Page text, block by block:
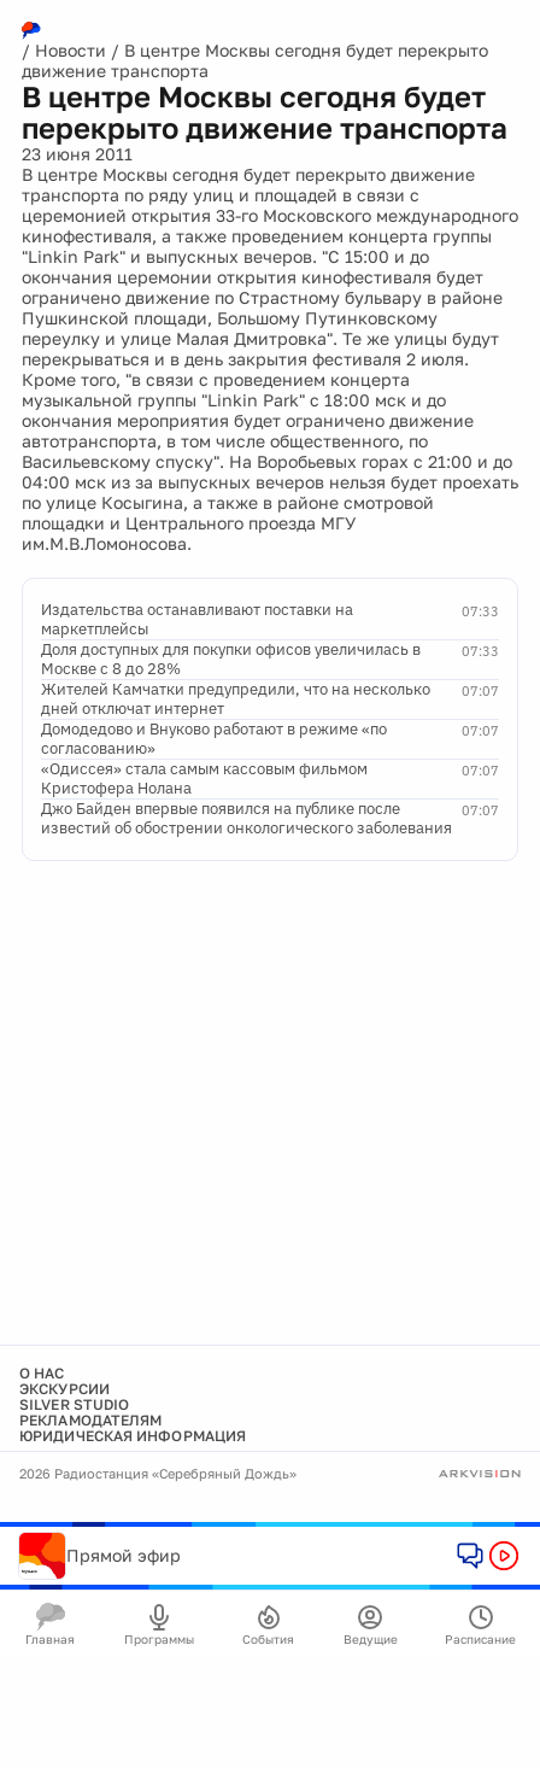
/ Новости / В центре Москвы сегодня будет перекрыто
движение транспорта
В центре Москвы сегодня будет
перекрыто движение транспорта
23 июня 2011
В центре Москвы сегодня будет перекрыто движение
транспорта по ряду улиц и площадей в связи с
церемонией открытия 33-го Московского международного
кинофестиваля, а также проведением концерта группы
"Linkin Park" и выпускных вечеров. "С 15:00 и до
окончания церемонии открытия кинофестиваля будет
ограничено движение по Страстному бульвару в районе
Пушкинской площади, Большому Путинковскому
переулку и улице Малая Дмитровка". Те же улицы будут
перекрываться и в день закрытия фестиваля 2 июля.
Кроме того, "в связи с проведением концерта
музыкальной группы "Linkin Park" c 18:00 мск и до
окончания мероприятия будет ограничено движение
автотранспорта, в том числе общественного, по
Васильевскому спуску". На Воробьевых горах с 21:00 и до
04:00 мск из за выпускных вечеров нельзя будет проехать
по улице Косыгина, а также в районе смотровой
площадки и Центрального проезда МГУ
им.М.В.Ломоносова.
07:33
Издательства останавливают поставки на
маркетплейсы
07:33
Доля доступных для покупки офисов увеличилась в
Москве с 8 до 28%
07:07
Жителей Камчатки предупредили, что на несколько
дней отключат интернет
07:07
Домодедово и Внуково работают в режиме «по
согласованию»
07:07
«Одиссея» стала самым кассовым фильмом
Кристофера Нолана
07:07
Джо Байден впервые появился на публике после
известий об обострении онкологического заболевания
О НАС
ЭКСКУРСИИ
SILVER STUDIO
РЕКЛАМОДАТЕЛЯМ
ЮРИДИЧЕСКАЯ ИНФОРМАЦИЯ
2026 Радиостанция «Серебряный Дождь»
Прямой эфир
Главная Программы События Ведущие Расписание